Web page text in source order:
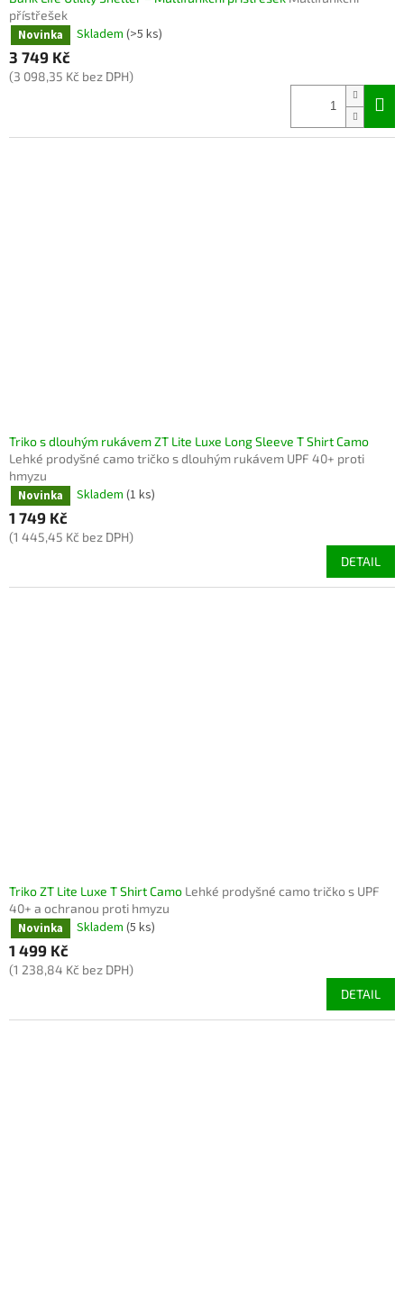
přístřešek
Novinka Skladem (>5 ks)
3 749 Kč
(3 098,35 Kč bez DPH)
Triko s dlouhým rukávem ZT Lite Luxe Long Sleeve T Shirt Camo
Lehké prodyšné camo tričko s dlouhým rukávem UPF 40+ proti
hmyzu
Novinka Skladem (1 ks)
1 749 Kč
(1 445,45 Kč bez DPH)
DETAIL
Triko ZT Lite Luxe T Shirt Camo Lehké prodyšné camo tričko s UPF
40+ a ochranou proti hmyzu
Novinka Skladem (5 ks)
1 499 Kč
(1 238,84 Kč bez DPH)
DETAIL